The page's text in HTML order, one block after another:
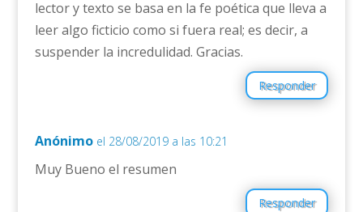
lector y texto se basa en la fe poética que lleva a
leer algo ficticio como si fuera real; es decir, a
suspender la incredulidad. Gracias.
Responder
Anónimo el 28/08/2019 a las 10:21
Muy Bueno el resumen
Responder